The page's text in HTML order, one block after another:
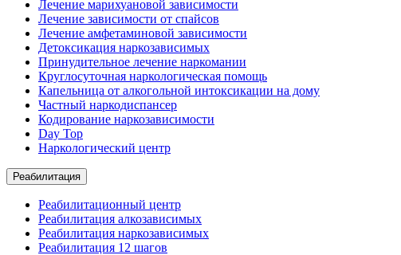
Лечение марихуановой зависимости
Лечение зависимости от спайсов
Лечение амфетаминовой зависимости
Детоксикация наркозависимых
Принудительное лечение наркомании
Круглосуточная наркологическая помощь
Капельница от алкогольной интоксикации на дому
Частный наркодиспансер
Кодирование наркозависимости
Day Top
Наркологический центр
Реабилитация
Реабилитационный центр
Реабилитация алкозависимых
Реабилитация наркозависимых
Реабилитация 12 шагов